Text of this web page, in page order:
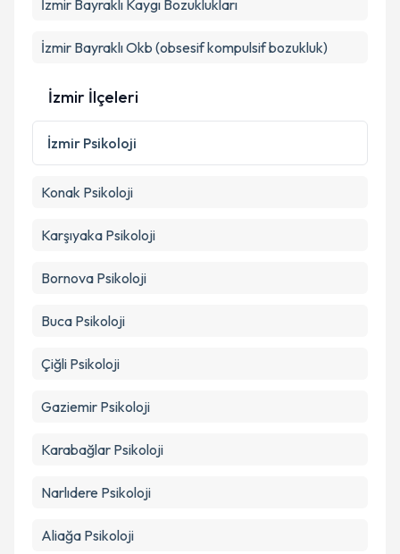
İzmir Bayraklı Kaygı Bozuklukları
İzmir Bayraklı Okb (obsesif kompulsif bozukluk)
İzmir İlçeleri
İzmir Psikoloji
Konak Psikoloji
Karşıyaka Psikoloji
Bornova Psikoloji
Buca Psikoloji
Çiğli Psikoloji
Gaziemir Psikoloji
Karabağlar Psikoloji
Narlıdere Psikoloji
Aliağa Psikoloji